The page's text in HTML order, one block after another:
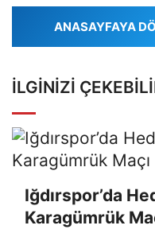
ANASAYFAYA
İLGINIZI
Iğdırspor’da
Karagümrük